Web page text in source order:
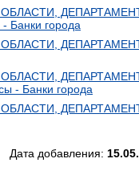
города
- Банки города
Дата добавления: